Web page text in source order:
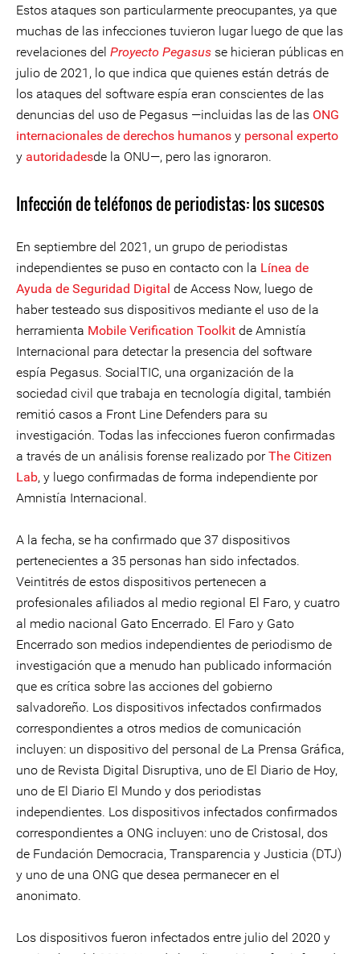
Estos ataques son particularmente preocupantes, ya que
muchas de las infecciones tuvieron lugar luego de que las
revelaciones del Proyecto Pegasus se hicieran públicas en
julio de 2021, lo que indica que quienes están detrás de
los ataques del software espía eran conscientes de las
denuncias del uso de Pegasus —incluidas las de las ONG
internacionales de derechos humanos y personal experto
y autoridadesde la ONU—, pero las ignoraron.
Infección de teléfonos de periodistas: los sucesos
En septiembre del 2021, un grupo de periodistas
independientes se puso en contacto con la Línea de
Ayuda de Seguridad Digital de Access Now, luego de
haber testeado sus dispositivos mediante el uso de la
herramienta Mobile Verification Toolkit de Amnistía
Internacional para detectar la presencia del software
espía Pegasus. SocialTIC, una organización de la
sociedad civil que trabaja en tecnología digital, también
remitió casos a Front Line Defenders para su
investigación. Todas las infecciones fueron confirmadas
a través de un análisis forense realizado porThe Citizen
Lab, y luego confirmadas de forma independiente por
Amnistía Internacional.
A la fecha, se ha confirmado que 37 dispositivos
pertenecientes a 35 personas han sido infectados.
Veintitrés de estos dispositivos pertenecen a
profesionales afiliados al medio regional El Faro, y cuatro
al medio nacional Gato Encerrado. El Faro y Gato
Encerrado son medios independientes de periodismo de
investigación que a menudo han publicado información
que es crítica sobre las acciones del gobierno
salvadoreño. Los dispositivos infectados confirmados
correspondientes a otros medios de comunicación
incluyen: un dispositivo del personal de La Prensa Gráfica,
uno de Revista Digital Disruptiva, uno de El Diario de Hoy,
uno de El Diario El Mundo y dos periodistas
independientes. Los dispositivos infectados confirmados
correspondientes a ONG incluyen: uno de Cristosal, dos
de Fundación Democracia, Transparencia y Justicia (DTJ)
y uno de una ONG que desea permanecer en el
anonimato.
Los dispositivos fueron infectados entre julio del 2020 y